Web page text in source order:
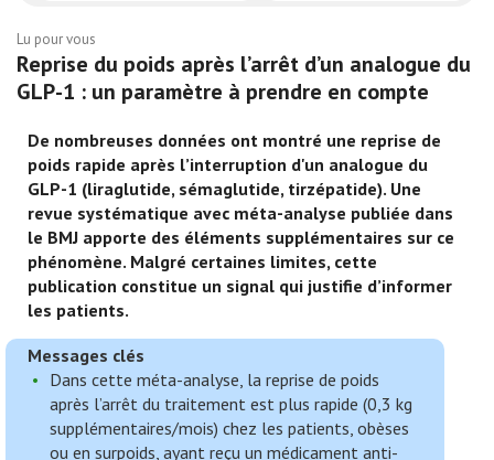
Lu pour vous
Reprise du poids après l’arrêt d’un analogue du
GLP-1 : un paramètre à prendre en compte
De nombreuses données ont montré une reprise de
poids rapide après l’interruption d'un analogue du
GLP-1 (liraglutide, sémaglutide, tirzépatide). Une
revue systématique avec méta-analyse publiée dans
le BMJ apporte des éléments supplémentaires sur ce
phénomène. Malgré certaines limites, cette
publication constitue un signal qui justifie d’informer
les patients.
Messages clés
Dans cette méta-analyse, la reprise de poids
après l’arrêt du traitement est plus rapide (0,3 kg
supplémentaires/mois) chez les patients, obèses
ou en surpoids, ayant reçu un médicament anti-